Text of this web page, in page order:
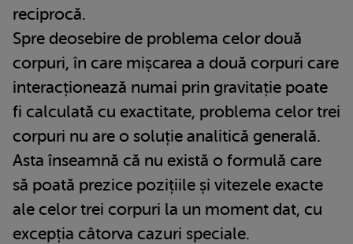
reciprocă.
Spre deosebire de problema celor două
corpuri, în care mișcarea a două corpuri care
interacționează numai prin gravitație poate
fi calculată cu exactitate, problema celor trei
corpuri nu are o soluție analitică generală.
Asta înseamnă că nu există o formulă care
să poată prezice pozițiile și vitezele exacte
ale celor trei corpuri la un moment dat, cu
excepția câtorva cazuri speciale.